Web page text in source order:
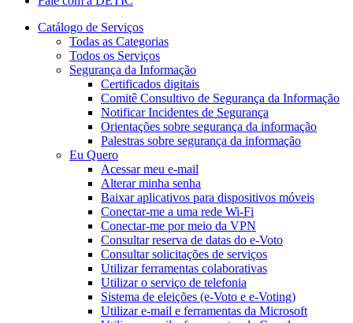
Catálogo de Serviços
Todas as Categorias
Todos os Serviços
Segurança da Informação
Certificados digitais
Comitê Consultivo de Segurança da Informação
Notificar Incidentes de Segurança
Orientações sobre segurança da informação
Palestras sobre segurança da informação
Eu Quero
Acessar meu e-mail
Alterar minha senha
Baixar aplicativos para dispositivos móveis
Conectar-me a uma rede Wi-Fi
Conectar-me por meio da VPN
Consultar reserva de datas do e-Voto
Consultar solicitações de serviços
Utilizar ferramentas colaborativas
Utilizar o serviço de telefonia
Sistema de eleições (e-Voto e e-Voting)
Utilizar e-mail e ferramentas da Microsoft